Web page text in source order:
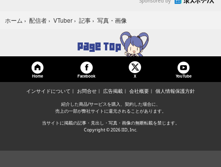
ホーム › 配信者 › VTuber › 記事 › 写真・画像
Home Facebook X YouTube
インサイドについて お問合せ 広告掲載 会社概要 個人情報保護方針
紹介した商品/サービスを購入、契約した場合に、
売上の一部が弊社サイトに還元されることがあります。
当サイトに掲載の記事・見出し・写真・画像の無断転載を禁じます。
Copyright © 2026 IID, Inc.